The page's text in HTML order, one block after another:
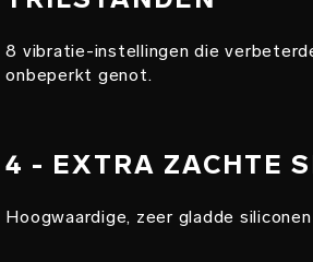
8 vibratie-instellingen die
onbeperkt genot.
4 - EXTRA ZACHTE
Hoogwaardige, zeer gladde